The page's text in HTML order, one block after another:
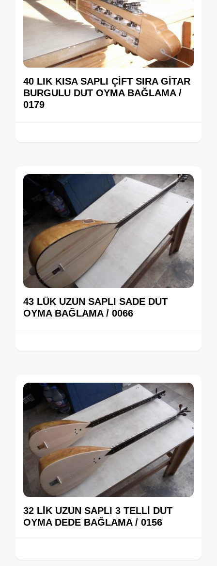
40 LIK KISA SAPLI ÇİFT SIRA GİTAR
BURGULU DUT OYMA BAĞLAMA /
0179
43 LÜK UZUN SAPLI SADE DUT
OYMA BAĞLAMA / 0066
32 LİK UZUN SAPLI 3 TELLİ DUT
OYMA DEDE BAĞLAMA / 0156